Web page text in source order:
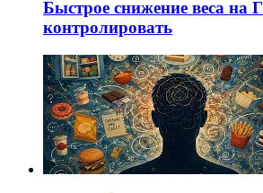
Быстрое снижение веса на
контролировать